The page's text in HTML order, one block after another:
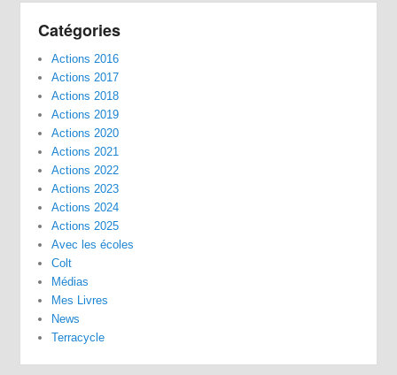
Catégories
Actions 2016
Actions 2017
Actions 2018
Actions 2019
Actions 2020
Actions 2021
Actions 2022
Actions 2023
Actions 2024
Actions 2025
Avec les écoles
Colt
Médias
Mes Livres
News
Terracycle